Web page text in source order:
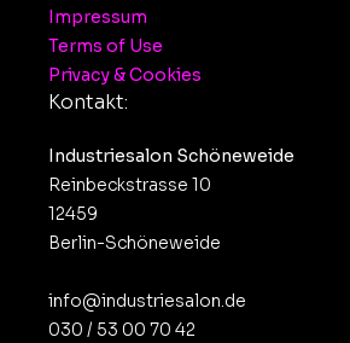
Impressum
Terms of Use
Privacy & Cookies
Kontakt:
Industriesalon Schöneweide
Reinbeckstrasse 10
12459
Berlin-Schöneweide
info@industriesalon.de
030 / 53 00 70 42